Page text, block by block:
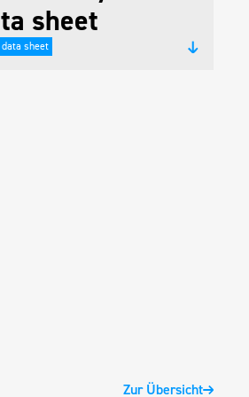
sheet
sheet
Zur Übersicht